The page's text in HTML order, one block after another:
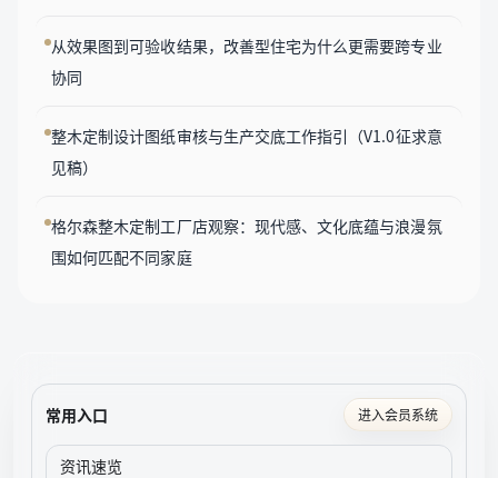
从效果图到可验收结果，改善型住宅为什么更需要跨专业
协同
整木定制设计图纸审核与生产交底工作指引（V1.0征求意
见稿）
格尔森整木定制工厂店观察：现代感、文化底蕴与浪漫氛
围如何匹配不同家庭
常用入口 进入会员系统
资讯速览